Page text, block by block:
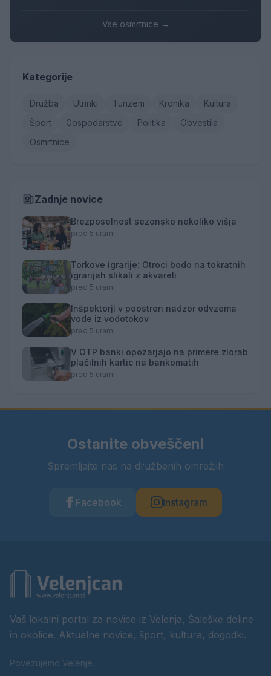
Vse osmrtnice →
Kategorije
Družba Utrinki Turizem Kronika
Kultura
Šport
Gospodarstvo Politika
Obvestila
Osmrtnice
Zadnje novice
Brezposelnost sezonsko nekoliko višja
pred 5 urami
Torkove igrarije: Otroci bodo na tokratnih
igrarijah slikali z akvareli
pred 5 urami
Inšpektorji v poostren nadzor odvzema
vode iz vodotokov
pred 5 urami
V OTP banki opozarjajo na primere zlorab
plačilnih kartic na bankomatih
pred 5 urami
Ostanite obveščeni
Spremljajte nas na družbenih omrežjih
Facebook Instagram
Vaš lokalni portal za novice iz Velenja, Šaleške doline
in okolice. Aktualne novice, šport, kultura, dogodki.
Povezujemo Velenje.